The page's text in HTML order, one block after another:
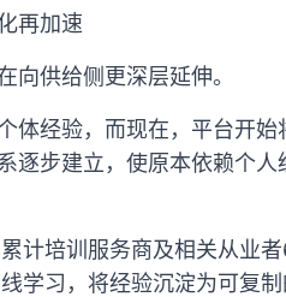
再加速
向供给侧更深层延伸。
体经验，而现在，平台开
逐步建立，使原本依赖个
计培训服务商及相关从业
学习，将经验沉淀为可复